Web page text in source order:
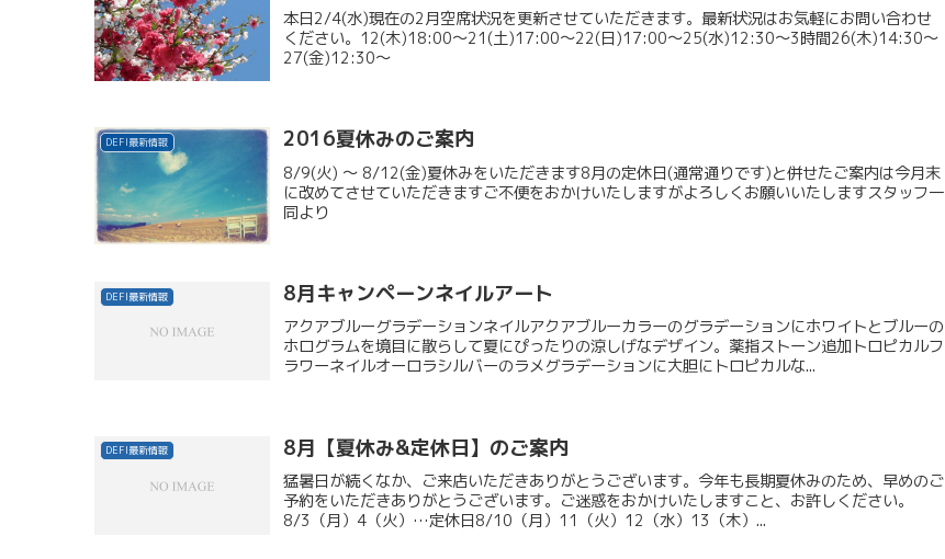
本日2/4(水)現在の2月空席状況を更新させていただきます。最新状況はお気軽にお問い合わせ
ください。12(木)18:00～21(土)17:00～22(日)17:00～25(水)12:30～3時間26(木)14:30～
27(金)12:30～
DEFI最新情報 2016夏休みのご案内
8/9(火) ～ 8/12(金)夏休みをいただきます8月の定休日(通常通りです)と併せたご案内は今月末
に改めてさせていただきますご不便をおかけいたしますがよろしくお願いいたしますスタッフ一
同より
DEFI最新情報 8月キャンペーンネイルアート
アクアブルーグラデーションネイルアクアブルーカラーのグラデーションにホワイトとブルーの
ホログラムを境目に散らして夏にぴったりの涼しげなデザイン。薬指ストーン追加トロピカルフ
ラワーネイルオーロラシルバーのラメグラデーションに大胆にトロピカルな...
DEFI最新情報 8月【夏休み&定休日】のご案内
猛暑日が続くなか、ご来店いただきありがとうございます。今年も長期夏休みのため、早めのご
予約をいただきありがとうございます。ご迷惑をおかけいたしますこと、お許しください。
8/3（月）4（火）…定休日8/10（月）11（火）12（水）13（木）...